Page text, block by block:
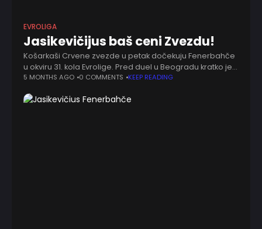
EVROLIGA
Jasikevičijus baš ceni Zvezdu!
Košarkaši Crvene zvezde u petak dočekuju Fenerbahče
u okviru 31. kola Evrolige. Pred duel u Beogradu kratko je
govorio trener turskog velikana, Šarunas Jasikevičijus. -
5 MONTHS AGO 0 COMMENTS KEEP READING